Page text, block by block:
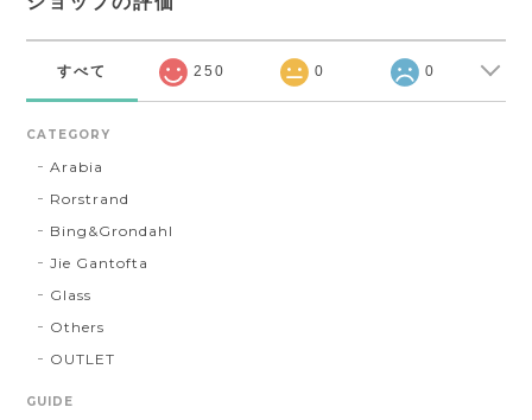
すべて 250 0 0
CATEGORY
Arabia
Rorstrand
Bing&Grondahl
Jie Gantofta
Glass
Others
OUTLET
GUIDE